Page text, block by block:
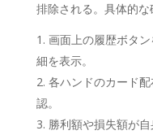
排除される。具体的な
画面上の履歴ボタ
細を表示。
各ハンドのカード
認。
勝利額や損失額が自